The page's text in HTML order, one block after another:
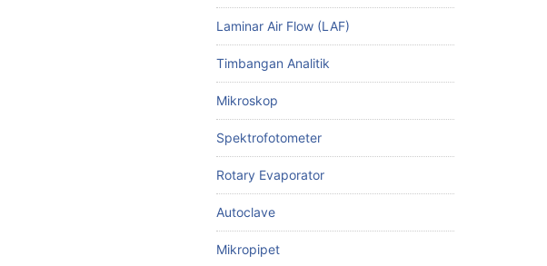
Laminar Air Flow (LAF)
Timbangan Analitik
Mikroskop
Spektrofotometer
Rotary Evaporator
Autoclave
Mikropipet